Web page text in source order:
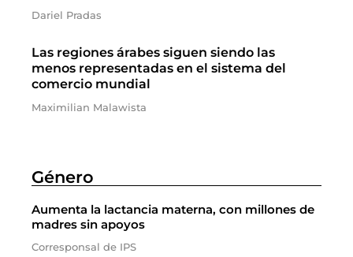
Dariel Pradas
Las regiones árabes siguen siendo las
menos representadas en el sistema del
comercio mundial
Maximilian Malawista
Género
Aumenta la lactancia materna, con millones de
madres sin apoyos
Corresponsal de IPS